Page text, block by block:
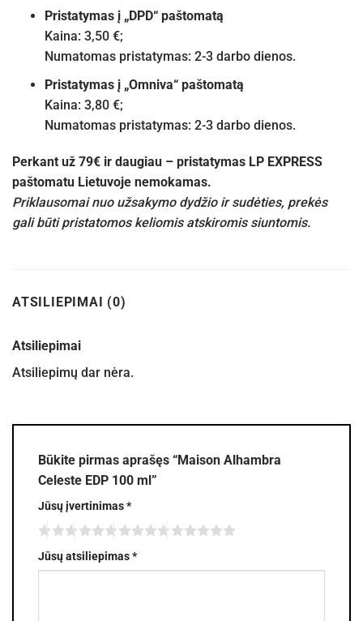
Pristatymas į „DPD“ paštomatą
Kaina: 3,50 €;
Numatomas pristatymas: 2-3 darbo dienos.
Pristatymas į „Omniva“ paštomatą
Kaina: 3,80 €;
Numatomas pristatymas: 2-3 darbo dienos.
Perkant už 79€ ir daugiau – pristatymas LP EXPRESS
paštomatu Lietuvoje nemokamas.
Priklausomai nuo užsakymo dydžio ir sudėties, prekės
gali būti pristatomos keliomis atskiromis siuntomis.
ATSILIEPIMAI (0)
Atsiliepimai
Atsiliepimų dar nėra.
Būkite pirmas aprašęs “Maison Alhambra
Celeste EDP 100 ml”
Jūsų įvertinimas*
Jūsų atsiliepimas*